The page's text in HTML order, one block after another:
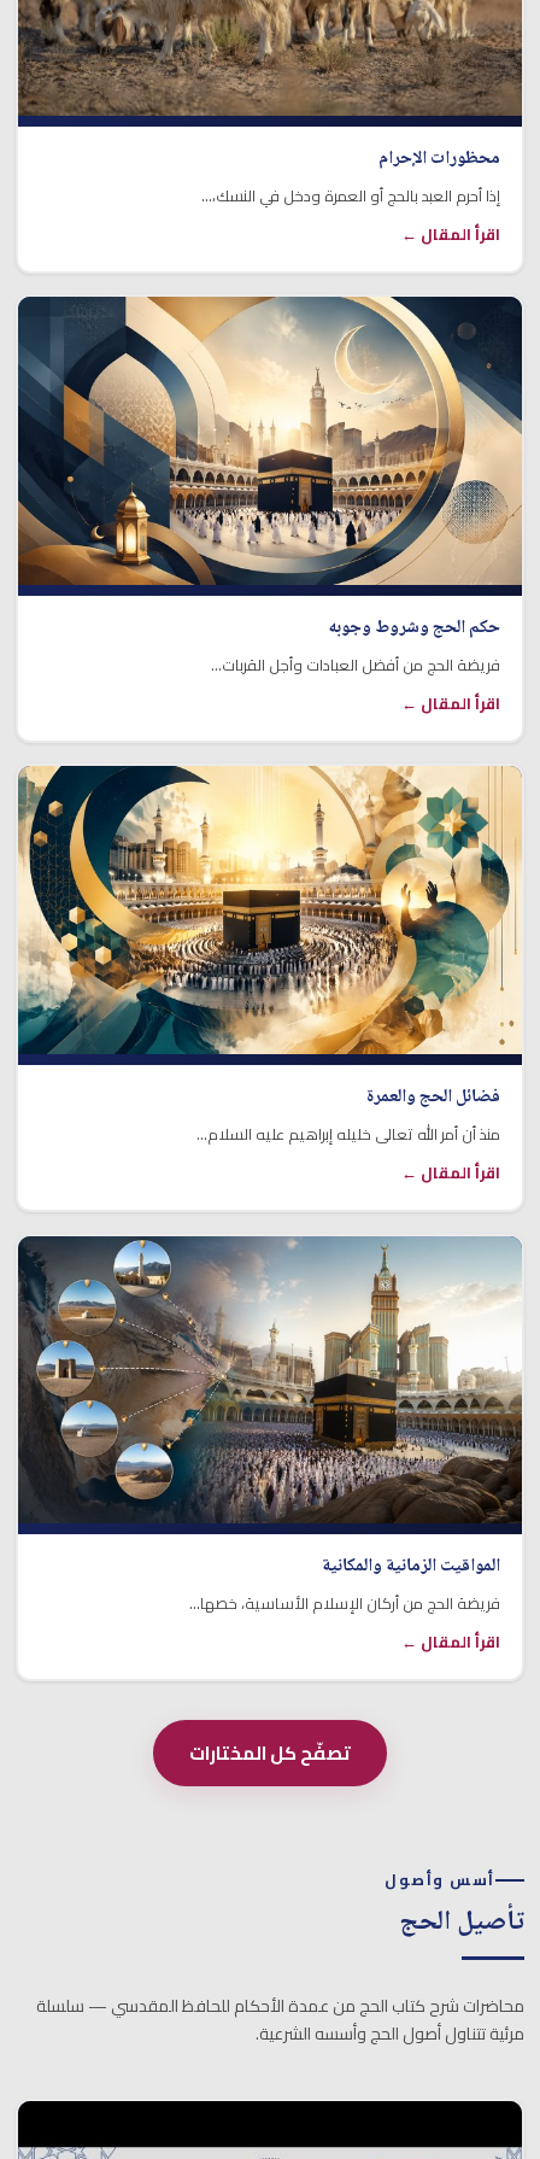
محظورات الإحرام
إذا أحرم العبد بالحج أو العمرة ودخل في النسك،...
اقرأ المقال ←
حكم الحج وشروط وجوبه
فريضة الحج من أفضل العبادات وأجل القربات...
اقرأ المقال ←
فضائل الحج والعمرة
منذ أن أمر الله تعالى خليله إبراهيم عليه السلام...
اقرأ المقال ←
المواقيت الزمانية والمكانية
فريضة الحج من أركان الإسلام الأساسية، خصها...
اقرأ المقال ←
تصفّح كل المختارات
أسس وأصول
تأصيل الحج
محاضرات شرح كتاب الحج من عمدة الأحكام للحافظ المقدسي — سلسلة
مرئية تتناول أصول الحج وأسسه الشرعية.